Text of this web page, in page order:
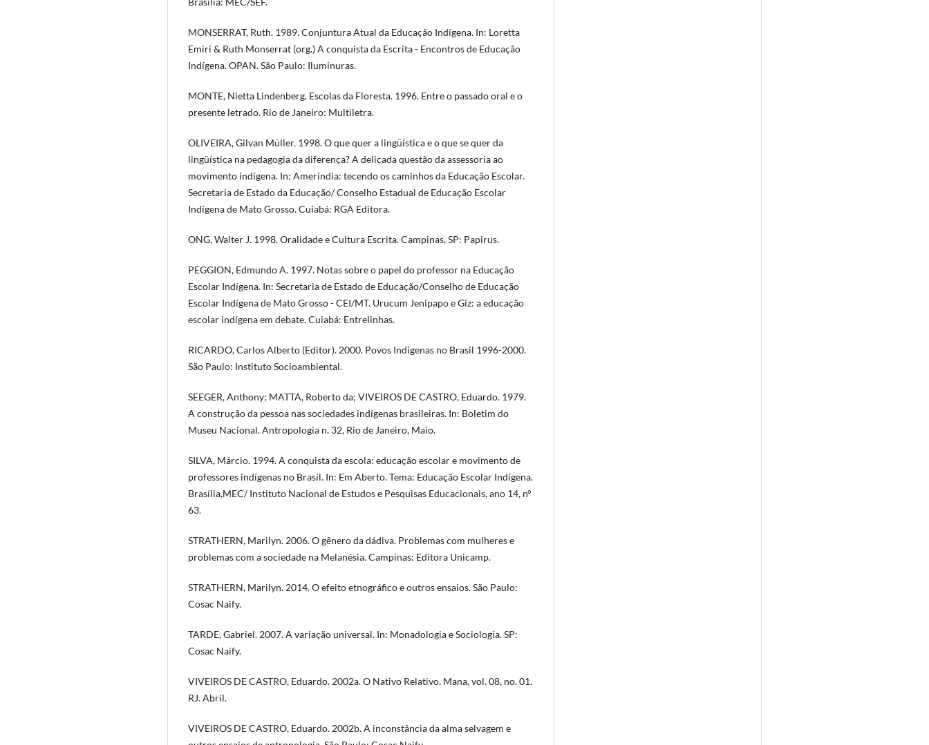
MONSERRAT, Ruth. 1989. Conjuntura Atual da Educação Indígena. In: Loretta
Emiri & Ruth Monserrat (org.) A conquista da Escrita - Encontros de Educação
Indígena. OPAN. São Paulo: Iluminuras.
MONTE, Nietta Lindenberg. Escolas da Floresta. 1996. Entre o passado oral e o
presente letrado. Rio de Janeiro: Multiletra.
OLIVEIRA, Gilvan Müller. 1998. O que quer a lingüística e o que se quer da
lingüística na pedagogia da diferença? A delicada questão da assessoria ao
movimento indígena. In: Ameríndia: tecendo os caminhos da Educação Escolar.
Secretaria de Estado da Educação/ Conselho Estadual de Educação Escolar
Indígena de Mato Grosso. Cuiabá: RGA Editora.
ONG, Walter J. 1998. Oralidade e Cultura Escrita. Campinas, SP: Papirus.
PEGGION, Edmundo A. 1997. Notas sobre o papel do professor na Educação
Escolar Indígena. In: Secretaria de Estado de Educação/Conselho de Educação
Escolar Indígena de Mato Grosso - CEI/MT. Urucum Jenipapo e Giz: a educação
escolar indígena em debate. Cuiabá: Entrelinhas.
RICARDO, Carlos Alberto (Editor). 2000. Povos Indígenas no Brasil 1996-2000.
São Paulo: Instituto Socioambiental.
SEEGER, Anthony; MATTA, Roberto da; VIVEIROS DE CASTRO, Eduardo. 1979.
A construção da pessoa nas sociedades indígenas brasileiras. In: Boletim do
Museu Nacional. Antropologia n. 32, Rio de Janeiro, Maio.
SILVA, Márcio. 1994. A conquista da escola: educação escolar e movimento de
professores indígenas no Brasil. In: Em Aberto. Tema: Educação Escolar Indígena.
Brasília,MEC/ Instituto Nacional de Estudos e Pesquisas Educacionais, ano 14, n°
63.
STRATHERN, Marilyn. 2006. O gênero da dádiva. Problemas com mulheres e
problemas com a sociedade na Melanésia. Campinas: Editora Unicamp.
STRATHERN, Marilyn. 2014. O efeito etnográfico e outros ensaios. São Paulo:
Cosac Naify.
TARDE, Gabriel. 2007. A variação universal. In: Monadologia e Sociologia. SP:
Cosac Naify.
VIVEIROS DE CASTRO, Eduardo. 2002a. O Nativo Relativo. Mana, vol. 08, no. 01.
RJ. Abril.
VIVEIROS DE CASTRO, Eduardo. 2002b. A inconstância da alma selvagem e